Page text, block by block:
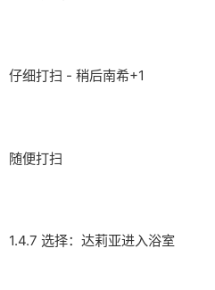
仔细打扫 - 稍后南希+1
随便打扫
1.4.7 选择：达莉亚进入浴室